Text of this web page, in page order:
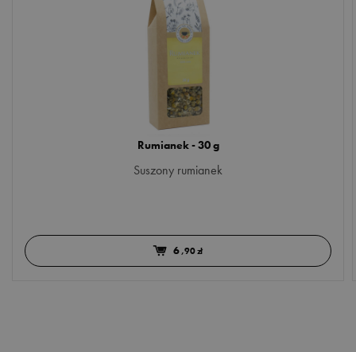
Rumianek - 30 g
Suszony rumianek
6,90 zł